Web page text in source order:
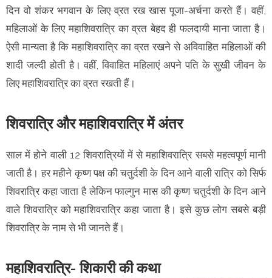
दिन वो शंकर भगवान के लिए व्रत रख खास पूजा-अर्चना करते हैं। वहीं,
महिलाओं के लिए महाशिवरात्रि का व्रत बेहद ही फलदायी माना जाता है।
ऐसी मान्यता है कि महाशिवरात्रि का व्रत रखने से अविवाहित महिलाओं की
शादी जल्दी होती है। वहीं, विवाहित महिलाएं अपने पति के सुखी जीवन के
लिए महाशिवरात्रि का व्रत रखती हैं।
शिवरात्रि और महाशिवरात्रि में अंतर
साल में होने वाली 12 शिवरात्रियों में से महाशिवरात्रि सबसे महत्वपूर्ण मानी
जाती है। हर महीने कृष्ण पक्ष की चतुर्दशी के दिन आने वाली रात्रि को सिर्फ
शिवरात्रि कहा जाता है लेकिन फाल्गुन मास की कृष्ण चतुर्दशी के दिन आने
वाले शिवरात्रि को महाशिवरात्रि कहा जाता है। इसे कुछ लोग सबसे बड़ी
शिवरात्रि के नाम से भी जानते हैं।
महाशिवरात्रि- शिकारी की कथा